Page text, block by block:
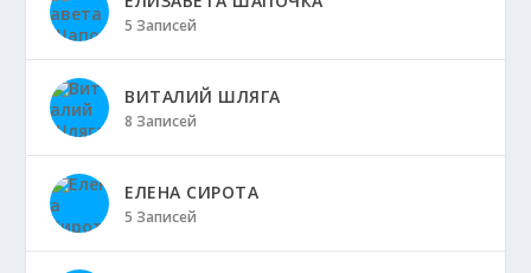
5 Записей
ВИТАЛИЙ ШЛЯГА
8 Записей
ЕЛЕНА СИРОТА
5 Записей